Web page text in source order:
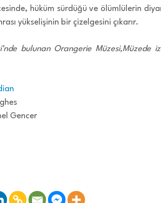
hüküm sürdüğü ve ölümlülerin
yükselişinin bir çizelgesini çıkarır.
bulunan Orangerie
Gencer